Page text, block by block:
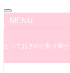
MENU
とっておきのお取り寄